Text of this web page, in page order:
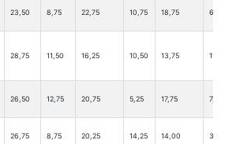
23,50 8,75 22,75 10,75 18,75 6,25
28,75 11,50 16,25 10,50 13,75
26,50 12,75 20,75 5,25 17,75 7,25
26,75 8,75 20,25 14,25 14,00 3,75